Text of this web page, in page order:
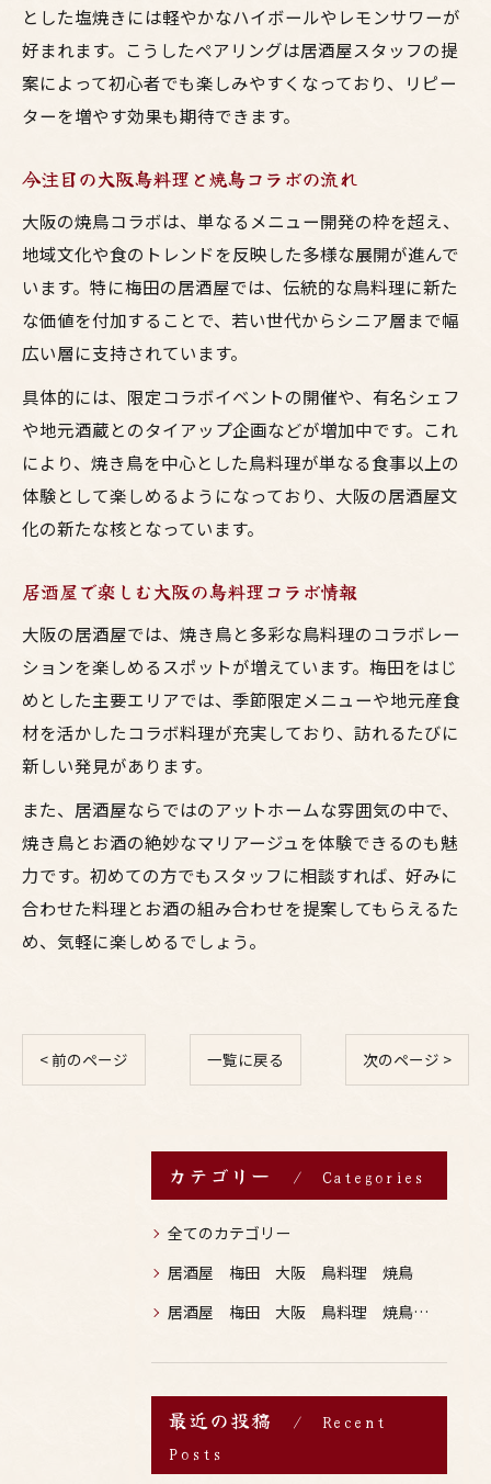
とした塩焼きには軽やかなハイボールやレモンサワーが
好まれます。こうしたペアリングは居酒屋スタッフの提
案によって初心者でも楽しみやすくなっており、リピー
ターを増やす効果も期待できます。
今注目の大阪鳥料理と焼鳥コラボの流れ
大阪の焼鳥コラボは、単なるメニュー開発の枠を超え、
地域文化や食のトレンドを反映した多様な展開が進んで
います。特に梅田の居酒屋では、伝統的な鳥料理に新た
な価値を付加することで、若い世代からシニア層まで幅
広い層に支持されています。
具体的には、限定コラボイベントの開催や、有名シェフ
や地元酒蔵とのタイアップ企画などが増加中です。これ
により、焼き鳥を中心とした鳥料理が単なる食事以上の
体験として楽しめるようになっており、大阪の居酒屋文
化の新たな核となっています。
居酒屋で楽しむ大阪の鳥料理コラボ情報
大阪の居酒屋では、焼き鳥と多彩な鳥料理のコラボレー
ションを楽しめるスポットが増えています。梅田をはじ
めとした主要エリアでは、季節限定メニューや地元産食
材を活かしたコラボ料理が充実しており、訪れるたびに
新しい発見があります。
また、居酒屋ならではのアットホームな雰囲気の中で、
焼き鳥とお酒の絶妙なマリアージュを体験できるのも魅
力です。初めての方でもスタッフに相談すれば、好みに
合わせた料理とお酒の組み合わせを提案してもらえるた
め、気軽に楽しめるでしょう。
< 前のページ 一覧に戻る 次のページ >
カテゴリー Categories
全てのカテゴリー
居酒屋 梅田 大阪 鳥料理 焼鳥
居酒屋 梅田 大阪 鳥料理 焼鳥 お酒
最近の投稿
Recent
Posts